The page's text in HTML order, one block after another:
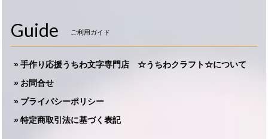
Guide ご利用ガイド
手作り応援うちわ文字専門店 ☆うちわクラフト☆について
お問合せ
プライバシーポリシー
特定商取引法に基づく表記